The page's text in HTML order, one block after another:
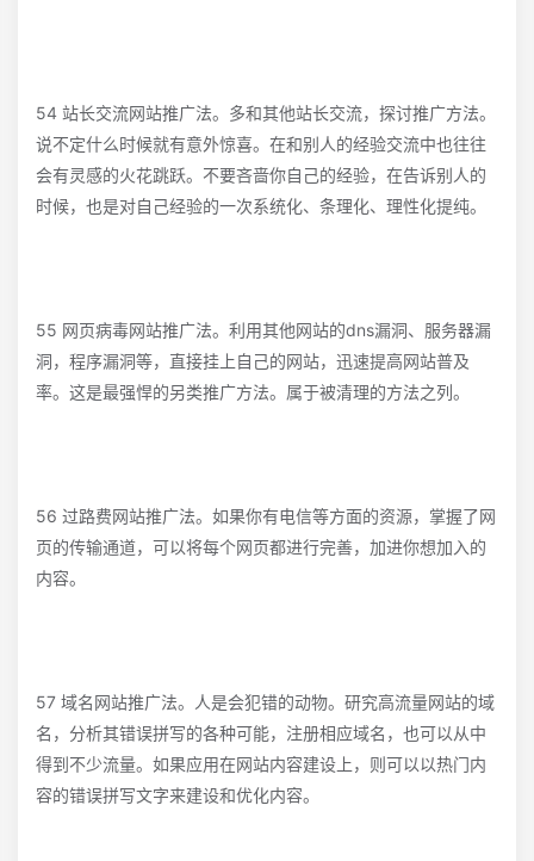
54 站长交流网站推广法。多和其他站长交流，探讨推广方法。
说不定什么时候就有意外惊喜。在和别人的经验交流中也往往
会有灵感的火花跳跃。不要吝啬你自己的经验，在告诉别人的
时候，也是对自己经验的一次系统化、条理化、理性化提纯。
55 网页病毒网站推广法。利用其他网站的dns漏洞、服务器漏
洞，程序漏洞等，直接挂上自己的网站，迅速提高网站普及
率。这是最强悍的另类推广方法。属于被清理的方法之列。
56 过路费网站推广法。如果你有电信等方面的资源，掌握了网
页的传输通道，可以将每个网页都进行完善，加进你想加入的
内容。
57 域名网站推广法。人是会犯错的动物。研究高流量网站的域
名，分析其错误拼写的各种可能，注册相应域名，也可以从中
得到不少流量。如果应用在网站内容建设上，则可以以热门内
容的错误拼写文字来建设和优化内容。